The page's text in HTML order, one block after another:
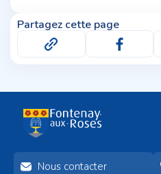
Partagez cette page
Nous contacter